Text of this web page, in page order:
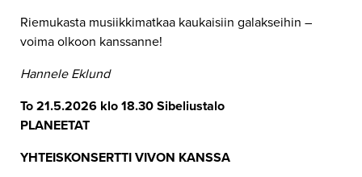
Riemukasta musiikkimatkaa kaukaisiin galakseihin –
voima olkoon kanssanne!
Hannele Eklund
To 21.5.2026 klo 18.30 Sibeliustalo
PLANEETAT
YHTEISKONSERTTI VIVON KANSSA